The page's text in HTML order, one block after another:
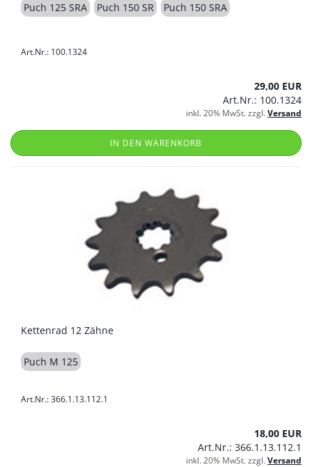
Puch 125 SRA Puch 150 SR Puch 150 SRA
Art.Nr.: 100.1324
29,00 EUR
Art.Nr.: 100.1324
inkl. 20% MwSt. zzgl.Versand
IN DEN WARENKORB
Kettenrad 12 Zähne
Puch M 125
Art.Nr.: 366.1.13.112.1
18,00 EUR
Art.Nr.: 366.1.13.112.1
inkl. 20% MwSt. zzgl.Versand